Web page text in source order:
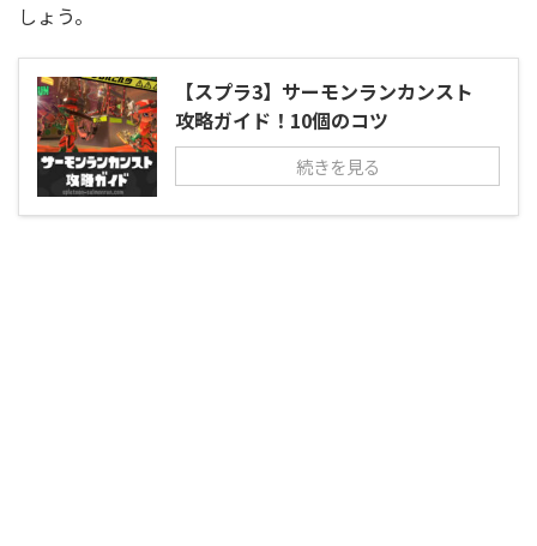
しょう。
【スプラ3】サーモンランカンスト
攻略ガイド！10個のコツ
続きを見る